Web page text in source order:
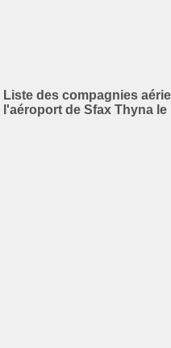
Liste des compagnies
l'aéroport de Sfax Thyna